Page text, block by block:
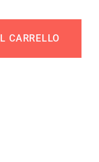
CARRELLO